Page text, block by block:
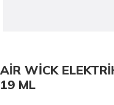
AİR WİCK
19 ML